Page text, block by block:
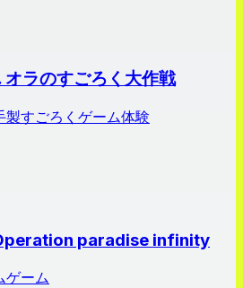
ラのすごろく大作戦
すごろくゲーム体験
paradise infinity
ゲーム